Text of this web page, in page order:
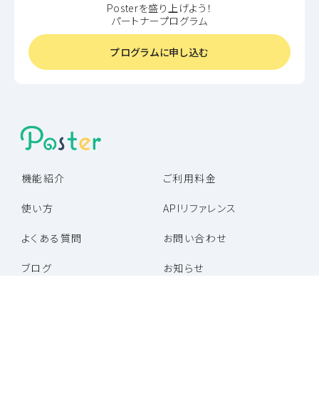
機能紹介
使い方
よくある質問
ブログ
ご利用料金
APIリファレンス
お問い合わせ
お知らせ
Posterを盛り上げよう！
パートナープログラム
プログラムに申し込む